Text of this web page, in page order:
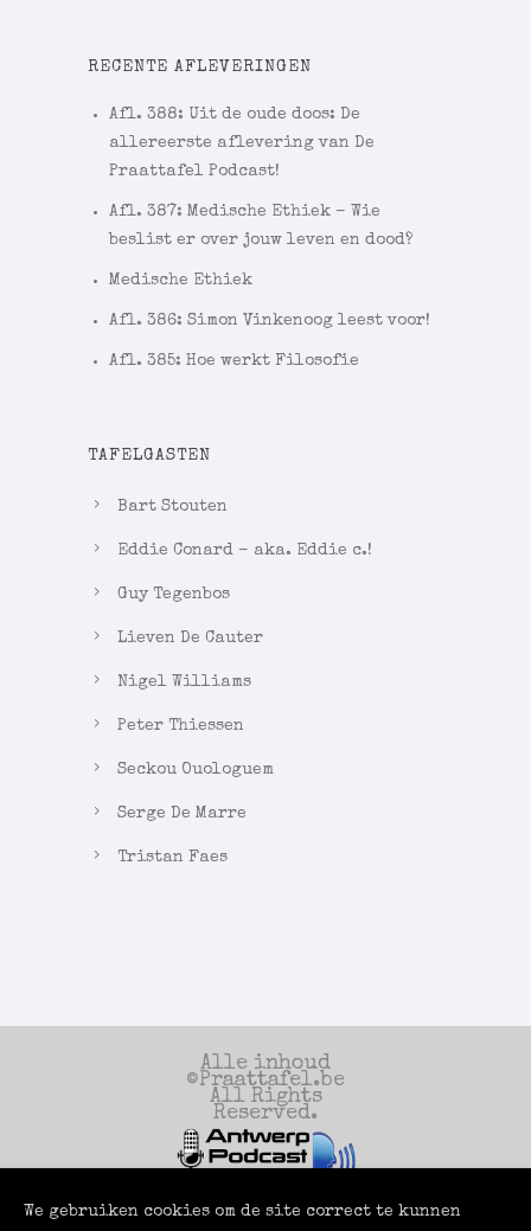
RECENTE AFLEVERINGEN
Afl. 388: Uit de oude doos: De
allereerste aflevering van De
Praattafel Podcast!
Afl. 387: Medische Ethiek – Wie
beslist er over jouw leven en dood?
Medische Ethiek
Afl. 386: Simon Vinkenoog leest voor!
Afl. 385: Hoe werkt Filosofie
TAFELGASTEN
Bart Stouten
Eddie Conard – aka. Eddie c.!
Guy Tegenbos
Lieven De Cauter
Nigel Williams
Peter Thiessen
Seckou Ouologuem
Serge De Marre
Tristan Faes
Alle inhoud
©Praattafel.be
All Rights
Reserved.
Een productie
We gebruiken cookies om de site correct te kunnen